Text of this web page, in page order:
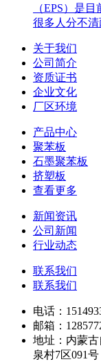
（EPS）是
很多人分不
关于我们
公司简介
资质证书
企业文化
厂区环境
产品中心
聚苯板
石墨聚苯板
挤塑板
查看更多
新闻资讯
公司新闻
行业动态
联系我们
联系我们
电话：
邮箱：
地址：内蒙
泉村7区091号